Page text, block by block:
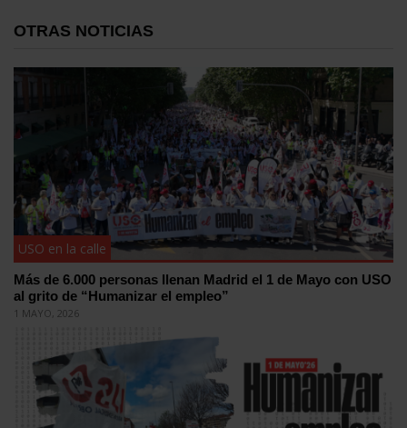
OTRAS NOTICIAS
USO en la calle
Más de 6.000 personas llenan Madrid el 1 de Mayo con USO
al grito de “Humanizar el empleo”
1 MAYO, 2026